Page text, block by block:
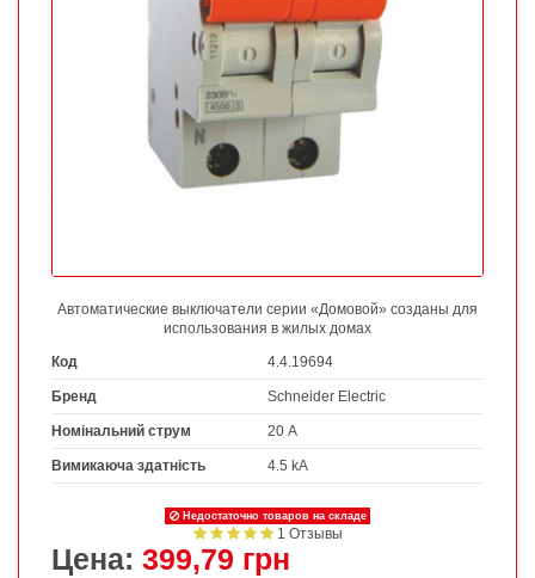
Автоматические выключатели серии «Домовой» созданы для
использования в жилых домах
Код
4.4.19694
Бренд Schneider Electric
Номінальний струм 20 А
Вимикаюча здатність 4.5 kA
Недостаточно товаров на складе
1 Отзывы
Цена: 399,79 грн